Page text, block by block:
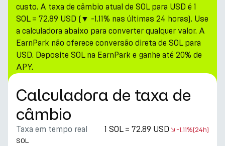
custo. A taxa de câmbio atual de SOL para USD é 1
SOL = 72.89 USD (▼ -1.11% nas últimas 24 horas). Use
a calculadora abaixo para converter qualquer valor. A
EarnPark não oferece conversão direta de SOL para
USD. Deposite SOL na EarnPark e ganhe até 20% de
APY.
Calculadora de taxa de
câmbio
Taxa em tempo real 1 SOL = 72.89 USD -1.11%(24h)
SOL